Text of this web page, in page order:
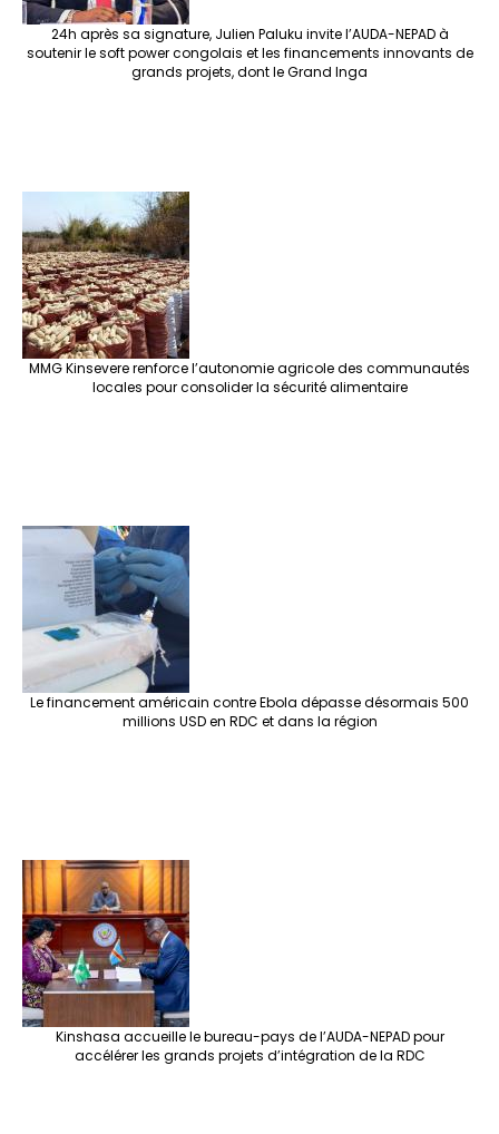
24h après sa signature, Julien Paluku invite l’AUDA-NEPAD à
soutenir le soft power congolais et les financements innovants de
grands projets, dont le Grand Inga
MMG Kinsevere renforce l’autonomie agricole des communautés
locales pour consolider la sécurité alimentaire
Le financement américain contre Ebola dépasse désormais 500
millions USD en RDC et dans la région
Kinshasa accueille le bureau-pays de l’AUDA-NEPAD pour
accélérer les grands projets d’intégration de la RDC